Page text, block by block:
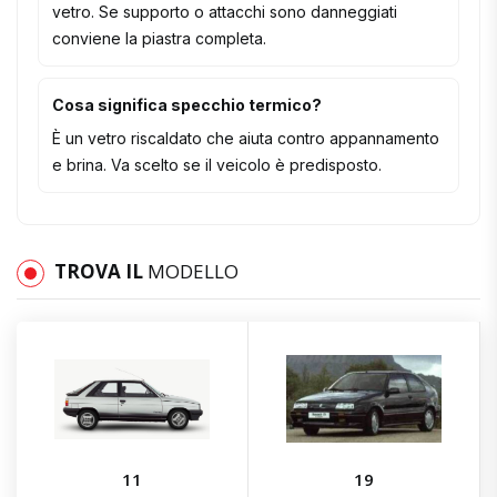
vetro. Se supporto o attacchi sono danneggiati
conviene la piastra completa.
Cosa significa specchio termico?
È un vetro riscaldato che aiuta contro appannamento
e brina. Va scelto se il veicolo è predisposto.
TROVA IL MODELLO
11 19